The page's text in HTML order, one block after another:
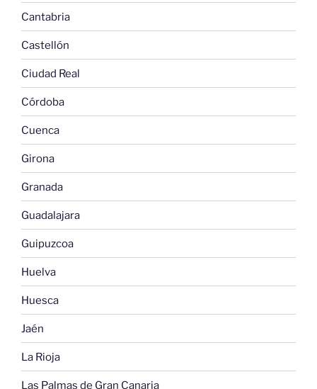
Cantabria
Castellón
Ciudad Real
Córdoba
Cuenca
Girona
Granada
Guadalajara
Guipuzcoa
Huelva
Huesca
Jaén
La Rioja
Las Palmas de Gran Canaria